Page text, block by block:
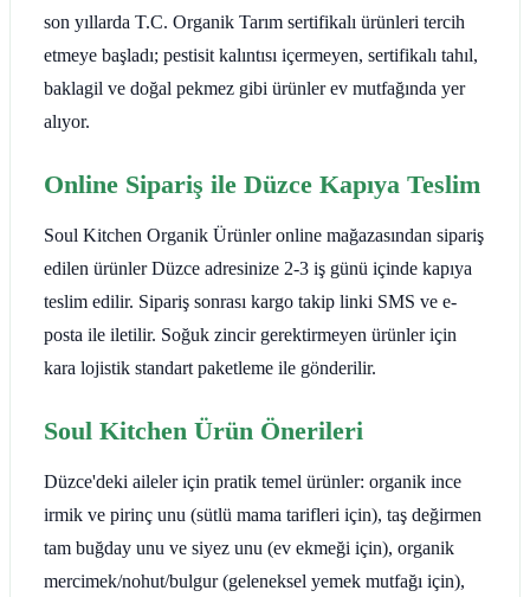
son yıllarda T.C. Organik Tarım sertifikalı ürünleri tercih
etmeye başladı; pestisit kalıntısı içermeyen, sertifikalı tahıl,
baklagil ve doğal pekmez gibi ürünler ev mutfağında yer
alıyor.
Online Sipariş ile Düzce Kapıya Teslim
Soul Kitchen Organik Ürünler online mağazasından sipariş
edilen ürünler Düzce adresinize 2-3 iş günü içinde kapıya
teslim edilir. Sipariş sonrası kargo takip linki SMS ve e-
posta ile iletilir. Soğuk zincir gerektirmeyen ürünler için
kara lojistik standart paketleme ile gönderilir.
Soul Kitchen Ürün Önerileri
Düzce'deki aileler için pratik temel ürünler: organik ince
irmik ve pirinç unu (sütlü mama tarifleri için), taş değirmen
tam buğday unu ve siyez unu (ev ekmeği için), organik
mercimek/nohut/bulgur (geleneksel yemek mutfağı için),